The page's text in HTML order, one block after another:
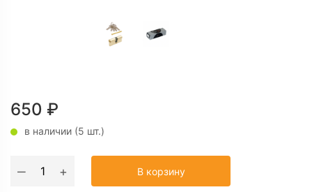
650 ₽
в наличии (5 шт.)
‒
Количество
+ В корзину